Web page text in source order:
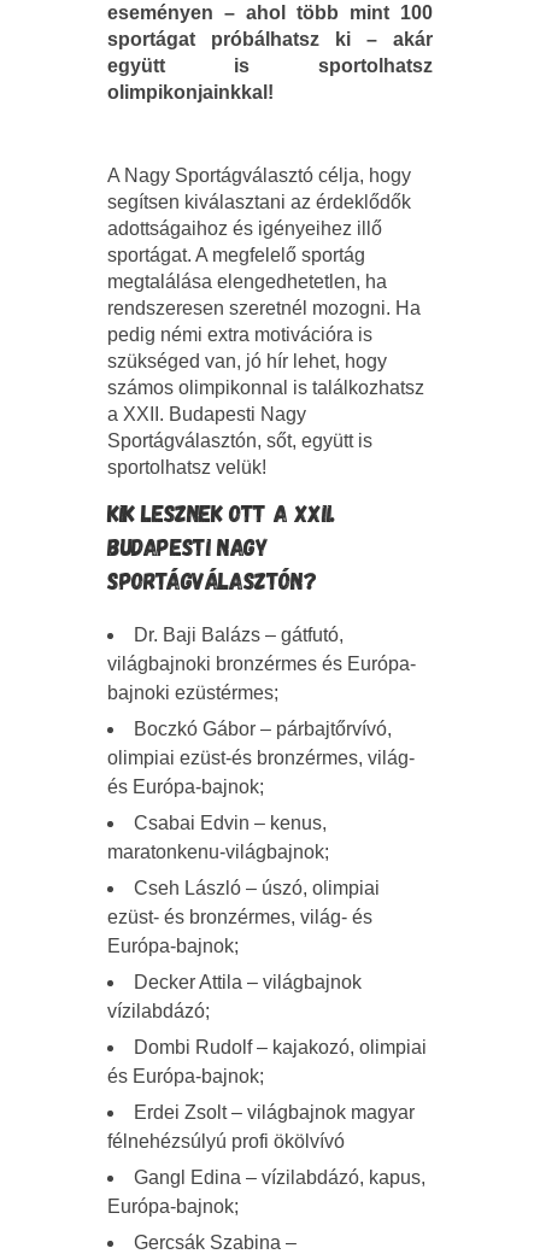
eseményen – ahol több mint 100
sportágat próbálhatsz ki – akár
együtt is sportolhatsz
olimpikonjainkkal!
A Nagy Sportágválasztó célja, hogy
segítsen kiválasztani az érdeklődők
adottságaihoz és igényeihez illő
sportágat. A megfelelő sportág
megtalálása elengedhetetlen, ha
rendszeresen szeretnél mozogni. Ha
pedig némi extra motivációra is
szükséged van, jó hír lehet, hogy
számos olimpikonnal is találkozhatsz
a XXII. Budapesti Nagy
Sportágválasztón, sőt, együtt is
sportolhatsz velük!
KIK LESZNEK OTT A XXII.
BUDAPESTI NAGY
SPORTÁGVÁLASZTÓN?
Dr. Baji Balázs – gátfutó,
világbajnoki bronzérmes és Európa-
bajnoki ezüstérmes;
Boczkó Gábor – párbajtőrvívó,
olimpiai ezüst-és bronzérmes, világ-
és Európa-bajnok;
Csabai Edvin – kenus,
maratonkenu-világbajnok;
Cseh László – úszó, olimpiai
ezüst- és bronzérmes, világ- és
Európa-bajnok;
Decker Attila – világbajnok
vízilabdázó;
Dombi Rudolf – kajakozó, olimpiai
és Európa-bajnok;
Erdei Zsolt – világbajnok magyar
félnehézsúlyú profi ökölvívó
Gangl Edina – vízilabdázó, kapus,
Európa-bajnok;
Gercsák Szabina –